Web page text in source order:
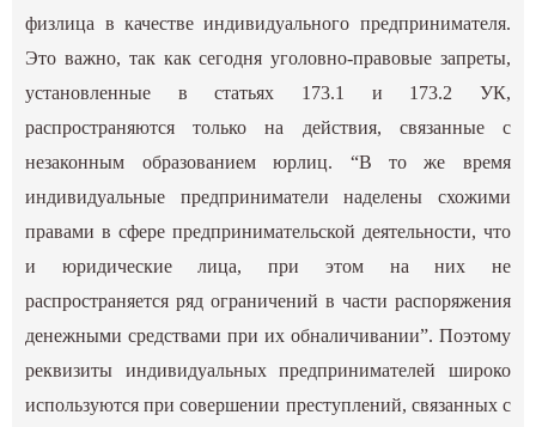
физлица в качестве индивидуального предпринимателя.
Это важно, так как сегодня уголовно-правовые запреты,
установленные в статьях 173.1 и 173.2 УК,
распространяются только на действия, связанные с
незаконным образованием юрлиц. “В то же время
индивидуальные предприниматели наделены схожими
правами в сфере предпринимательской деятельности, что
и юридические лица, при этом на них не
распространяется ряд ограничений в части распоряжения
денежными средствами при их обналичивании”. Поэтому
реквизиты индивидуальных предпринимателей широко
используются при совершении преступлений, связанных с